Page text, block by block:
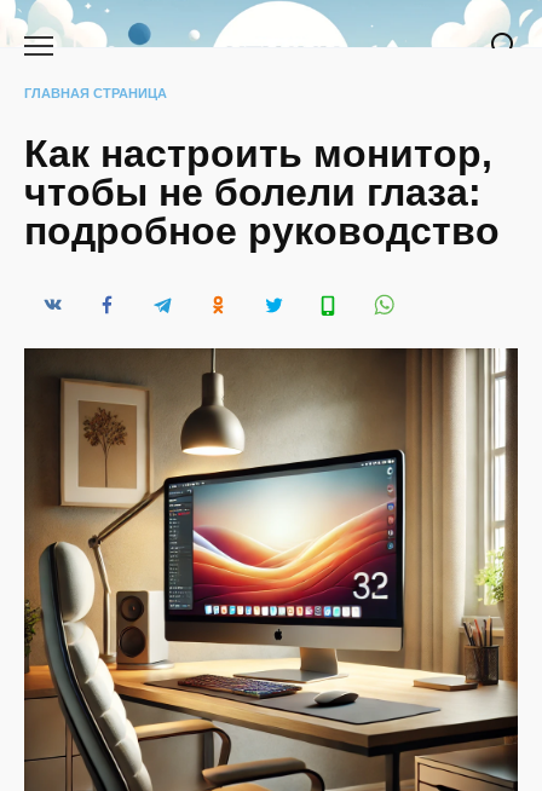
Перейти
ГЛАВНАЯ СТРАНИЦА
Как настроить монитор,
чтобы не болели глаза:
подробное руководство